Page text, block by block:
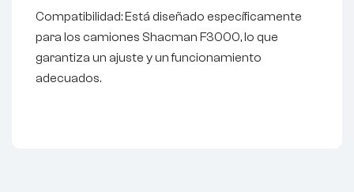
Compatibilidad: Está diseñado específicamente
para los camiones Shacman F3000, lo que
garantiza un ajuste y un funcionamiento
adecuados.